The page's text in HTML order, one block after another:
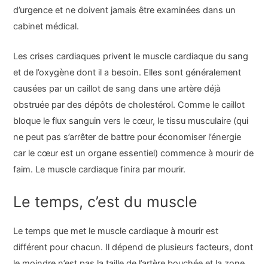
d’urgence et ne doivent jamais être examinées dans un
cabinet médical.
Les crises cardiaques privent le muscle cardiaque du sang
et de l’oxygène dont il a besoin. Elles sont généralement
causées par un caillot de sang dans une artère déjà
obstruée par des dépôts de cholestérol. Comme le caillot
bloque le flux sanguin vers le cœur, le tissu musculaire (qui
ne peut pas s’arrêter de battre pour économiser l’énergie
car le cœur est un organe essentiel) commence à mourir de
faim. Le muscle cardiaque finira par mourir.
Le temps, c’est du muscle
Le temps que met le muscle cardiaque à mourir est
différent pour chacun. Il dépend de plusieurs facteurs, dont